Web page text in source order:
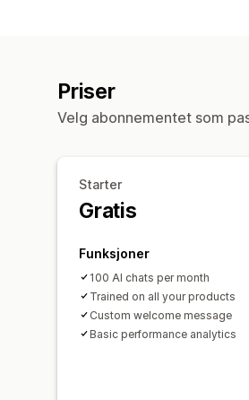
Priser
Velg abonnementet som
Starter
Gratis
Funksjoner
100 AI chats per month
Trained on all your products
Custom welcome message
Basic performance analytics